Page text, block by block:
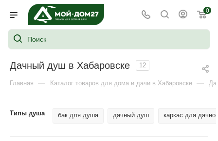
0
Дачный душ в Хабаровске 12
Главная — Каталог товаров для дома и дачи в Хабаровске —
Типы душа бак для душа дачный душ каркас для